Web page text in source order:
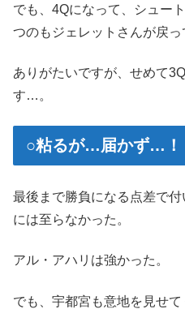
でも、4Qになって、シュー
つのもジェレットさんが戻っ
ありがたいですが、せめて
す…。
○粘るが…届かず…！
最後まで勝負になる点差で
には至らなかった。
アル・アハリは強かった。
でも、宇都宮も意地を見せて